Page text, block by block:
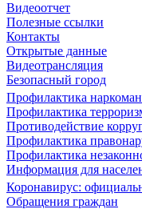
Видеоотчет
Полезные ссылки
Контакты
Открытые данные
Видеотрансляция
Безопасный город
Профилактика
Профилактика
Противодействие
Профилактика
Профилактика
Информация для
Коронавирус:
Обращения граждан